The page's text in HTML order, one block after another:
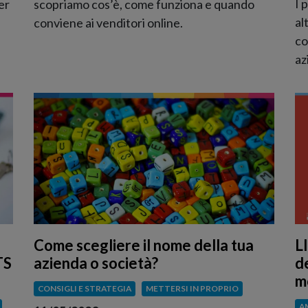
scopriamo cos’è, come funziona e quando
conviene ai venditori online.
I
Come scegliere il nome della tua
azienda o società?
CONSIGLI E STRATEGIA METTERSI IN PROPRIO